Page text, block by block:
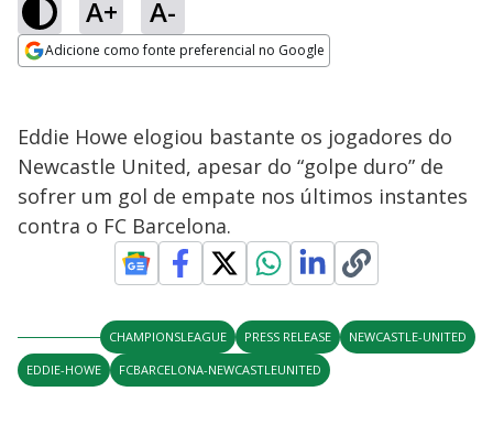
A+ A-
Adicione como fonte preferencial no Google
Eddie Howe elogiou bastante os jogadores do
Newcastle United, apesar do “golpe duro” de
sofrer um gol de empate nos últimos instantes
contra o FC Barcelona.
CHAMPIONSLEAGUE PRESS RELEASE
NEWCASTLE-UNITED
EDDIE-HOWE
FCBARCELONA-NEWCASTLEUNITED